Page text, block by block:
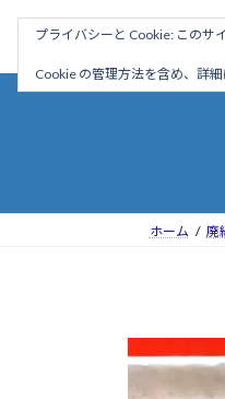
駅名読
ホーム 廃
プライバシーと Cookie: このサ
Cookie の管理方法を含め、詳